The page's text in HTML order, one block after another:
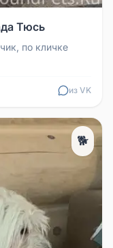
Тюсь
по кличке
из VK
🐕